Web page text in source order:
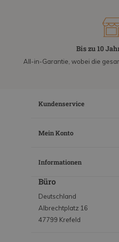
Bis zu 10
All-in-Garantie, wobei die
Kundenservice
Mein Konto
Informationen
Büro
Deutschland
Albrechtplatz 16
47799 Krefeld